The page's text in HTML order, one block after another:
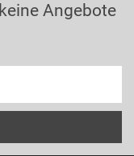
Angebote